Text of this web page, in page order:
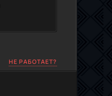
НЕ РАБОТАЕТ?